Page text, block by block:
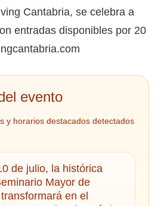
Cantabria, se celebra a
entradas disponibles por 20
evento
y horarios destacados detectados
de julio, la histórica
Mayor de
en el